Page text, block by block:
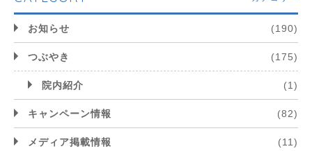
お知らせ (190)
つぶやき (175)
院内紹介 (1)
キャンペーン情報 (82)
メディア掲載情報 (11)